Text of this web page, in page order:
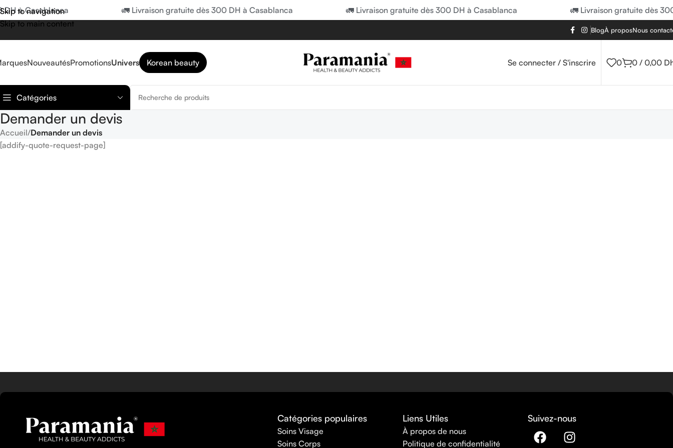
Skip to navigation
Skip to main content
à Casablanca 🚛 Livraison gratuite dès 300 DH à Casablanca 🚛 Livraison gratuite dès 300 DH à Casablanca 🚛 Livraison gratuite dès
BlogÀ proposNous
NouveautésPromotionsUnivers Korean beauty Se connecter / S'inscrire 0 0 / 0,00
Catégories
Demander un devis
Accueil/Demander un devis
[addify-quote-request-page]
Catégories populaires
Soins Visage
Soins Corps
Liens Utiles
À propos de nous
Politique de confidentialité
Suivez-nous